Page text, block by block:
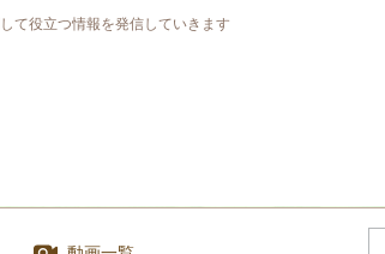
て役立つ情報を発信していきます